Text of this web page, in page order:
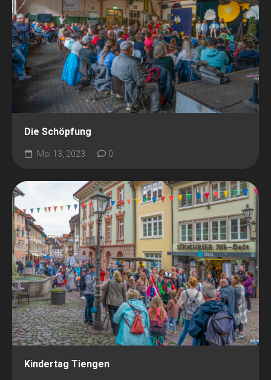
Die Schöpfung
Mai 13, 2023 0
Kindertag Tiengen